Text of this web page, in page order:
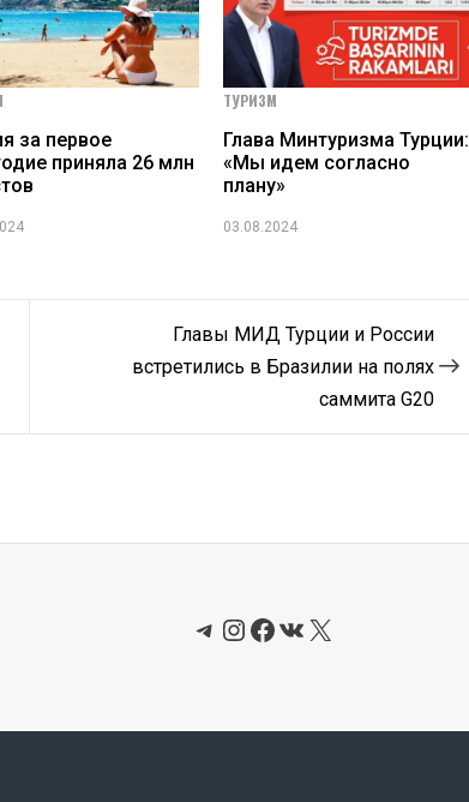
за первое
приняла 26 млн
ТУРИЗМ
Глава Минтуризма Турции:
«Мы идем согласно
плану»
03.08.2024
Главы МИД Турции и России
встретились в Бразилии на полях
саммита G20
Telegram
Instagram
Facebook
ВКонтакте
X